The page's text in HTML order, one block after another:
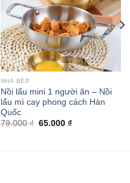
NHÀ BẾP
Nồi lẩu mini 1 người ăn – Nồi
lẩu mì cay phong cách Hàn
Quốc
79.000₫ 65.000 ₫